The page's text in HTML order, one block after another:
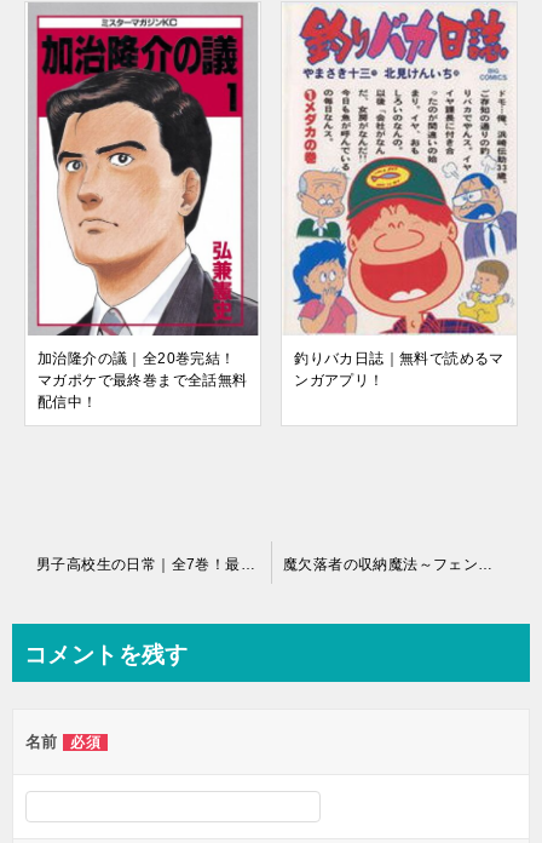
加治隆介の議｜全20巻完結！
マガポケで最終巻まで全話無料
配信中！
釣りバカ日誌｜無料で読めるマ
ンガアプリ！
ビ
ー
シ
男子高校生の日常｜全7巻！最終話まで全巻無料で読める公式マンガアプリ＿マンガUP 魔欠落者の収納魔法～フェンリルが住み着きました～｜全話無料で読める公式マンガアプリ＿コミックがうがう
コメントを残す
名前 必須